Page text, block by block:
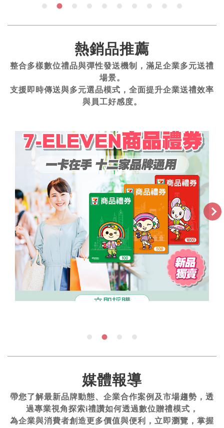
熱銷品推薦
整合多樣數位禮品與彈性發送機制，滿足企業多元送禮
場景。
支援即時傳送與多元選品模式，全面提升企業送禮效率
與員工好感度。
媒體報導
帶您了解最新品牌動態、企業合作案例及市場趨勢，透
過專業視角探索i禮讚如何透過數位贈禮模式，
為企業與消費者創造更多價值與便利，立即瀏覽，掌握